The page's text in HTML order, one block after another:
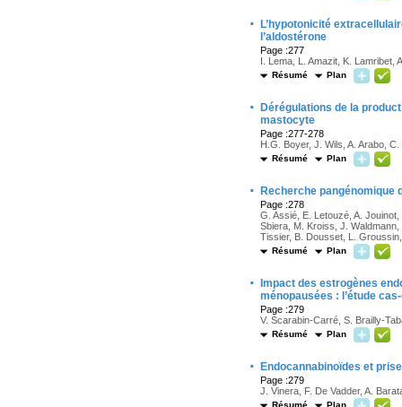
·
L’hypotonicité
l’aldostérone
Page :277
I. Lema, L. Amazit, K. Lamribet,
Résumé Plan
·
Dérégulations de la
mastocyte
Page :277-278
H.G. Boyer, J. Wils, A. Arabo,
Résumé Plan
· Recherche
Page :278
G. Assié, E. Letouzé, A.
Sbiera, M. Kroiss, J. Waldmann,
Tissier, B. Dousset, L.
Résumé Plan
·
Impact des estrogènes
ménopausées : l’étude
Page :279
V. Scarabin-Carré, S. Brailly-
Résumé Plan
· Endocannabinoïdes et
Page :279
J. Vinera, F. De Vadder, A.
Résumé Plan